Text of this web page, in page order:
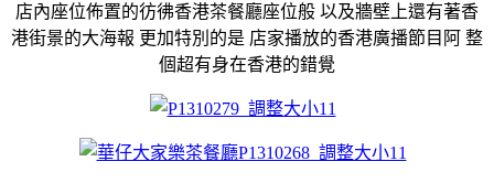
店內座位佈置的彷彿香港茶餐廳座位般 以及牆壁上還有著香
港街景的大海報 更加特別的是 店家播放的香港廣播節目阿 整
個超有身在香港的錯覺